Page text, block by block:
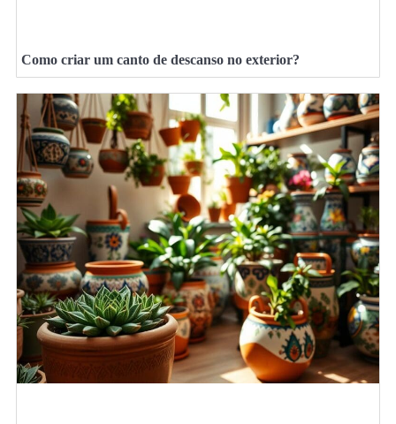
Como criar um canto de descanso no exterior?